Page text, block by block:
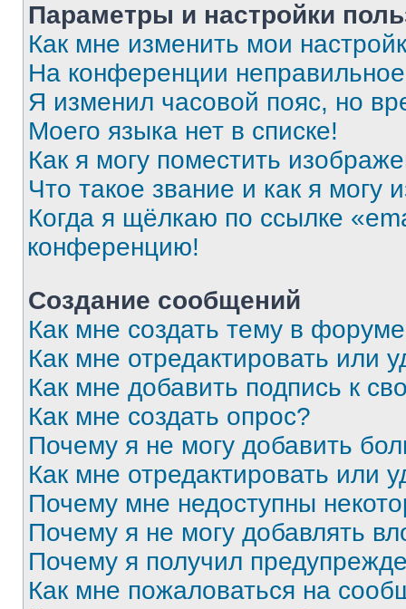
Параметры и настройки
Как мне изменить мои
На конференции
Я изменил часовой пояс, но
Моего языка нет в списке!
Как я могу поместить
Что такое звание и как я могу
Когда я щёлкаю по ссылке
конференцию!
Создание сообщений
Как мне создать тему в
Как мне отредактировать или
Как мне добавить подпись к
Как мне создать опрос?
Почему я не могу добавить
Как мне отредактировать или
Почему мне недоступны
Почему я не могу добавлять
Почему я получил
Как мне пожаловаться на